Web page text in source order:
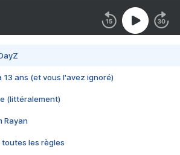
13 ans (et vous l'avez ignoré)
(littéralement)
Rayan
toutes les règles